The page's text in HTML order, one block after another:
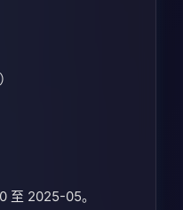
至 2025-05。